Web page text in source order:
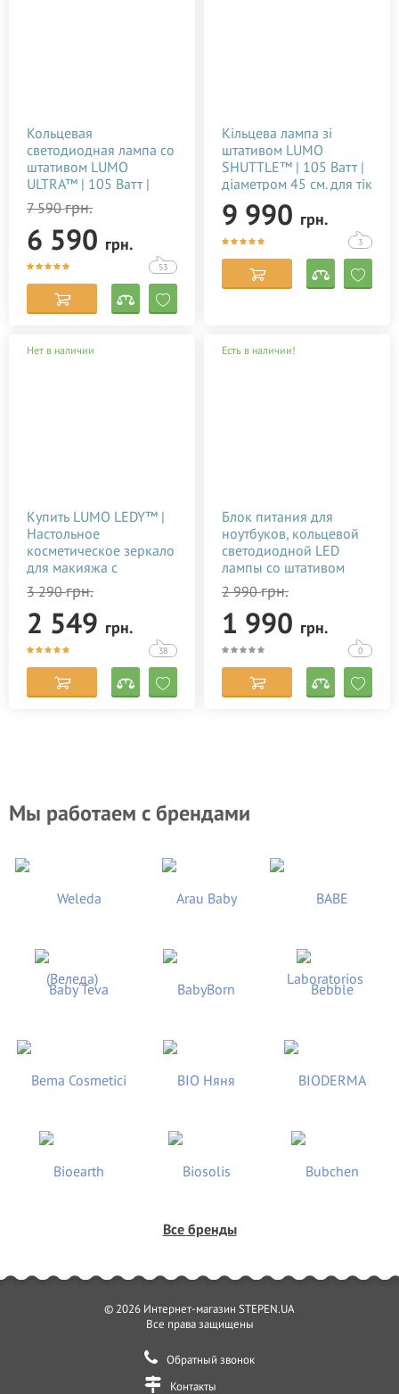
Кольцевая
светодиодная лампа со
штативом LUMO
ULTRA™ | 105 Ватт |
диаметром 45 см. для
тик тока, визажиста,
косметолога, блогера,
фото, видеосъемки
купить недорого в
Украине
7 590грн.
6 590 грн.
53
Кільцева лампа зі
штативом LUMO
SHUTTLE™ | 105 Ватт |
діаметром 45 см. для тік
току, фото,
відеозйомки, блогерів,
візажиста купити
(Києві)
9 990 грн.
3
Нет в наличии
Купить LUMO LEDY™ |
Настольное
косметическое зеркало
для макияжа с
подсветкой (Киев,
Украина)
3 290грн.
2 549 грн.
38
Есть в наличии!
Блок питания для
ноутбуков, кольцевой
светодиодной LED
лампы со штативом
2 990грн.
1 990 грн.
0
Мы работаем с брендами
Все бренды
© 2026 Интернет-магазин STEPEN.UA
Все права защищены
Обратный звонок
Контакты